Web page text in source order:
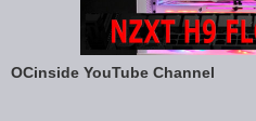
OCinside YouTube Channel